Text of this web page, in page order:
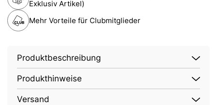
Exklusiv Artikel)
Mehr Vorteile für Clubmitglieder
Produktbeschreibung
Produkthinweise
Versand